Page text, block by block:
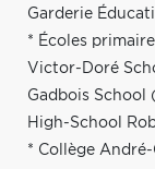
Garderie
* Écoles
Victor-Doré
Gadbois School
High-School
* Collège